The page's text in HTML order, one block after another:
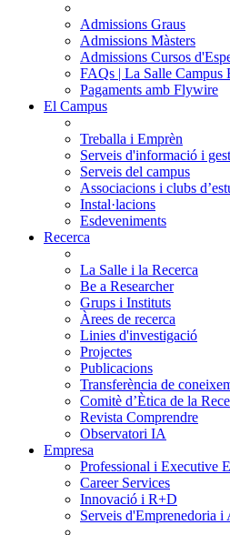
Admissions Graus
Admissions Màsters
Admissions Cursos
FAQs | La Salle Campus
Pagaments amb Flywire
El Campus
Treballa i Emprèn
Serveis d'informació i
Serveis del campus
Associacions i clubs
Instal·lacions
Esdeveniments
Recerca
La Salle i la Recerca
Be a Researcher
Grups i Instituts
Àrees de recerca
Linies d'investigació
Projectes
Publicacions
Transferència de
Comitè d’Ètica de la
Revista Comprendre
Observatori IA
Empresa
Professional i Executive
Career Services
Innovació i R+D
Serveis d'Emprenedoria i